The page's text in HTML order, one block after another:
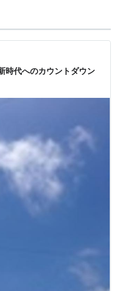
時代へのカウントダウン